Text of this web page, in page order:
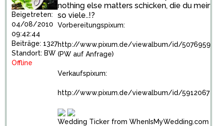
Beigetreten:
04/08/2010
09:42:44
Beiträge: 1327
Standort: BW
Offline
nothing else matters schicken, die du
so viele..!?
Vorbereitungspixum:
http://www.pixum.de/viewalbum/id/5076959
(PW auf Anfrage)
Verkaufspixum:
http://www.pixum.de/viewalbum/id/5912067
Wedding Ticker from WhenIsMyWedding.com